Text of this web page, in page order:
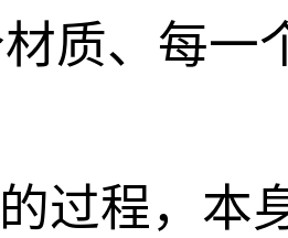
质、每一
过程，本